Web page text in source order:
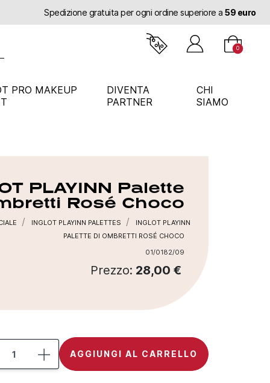
0
PRO MAKEUP
DIVENTA
PARTNER
CHI
SIAMO
PLAYINN Palette
Rosé Choco
INGLOT PLAYINN PALETTES
INGLOT PLAYINN
PALETTE DI OMBRETTI ROSÉ CHOCO
01/0182/09
Prezzo: 28,00 €
AGGIUNGI AL CARRELLO